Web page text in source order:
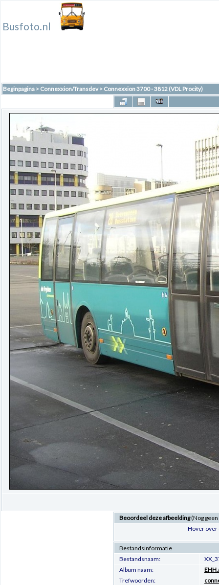
Busfoto.nl
Beginpagina > Connexxion/Transdev> Connexxion 3700 - 3812 (VDL Procity)
Beoordeel deze afbeelding(Nog
Hover over
Bestandsinformatie
Bestandsnaam:
Album naam:
Trefwoorden: